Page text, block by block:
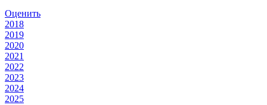
Оценить
2018
2019
2020
2021
2022
2023
2024
2025